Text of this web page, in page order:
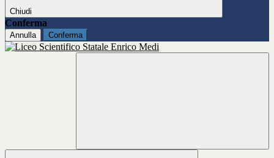
Chiudi
Conferma
Annulla Conferma